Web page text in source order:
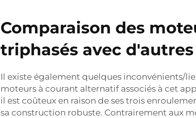
Comparaison des
triphasés avec
Il existe également quelques inconvénients/
moteurs à courant alternatif associés à cet
il est coûteux en raison de ses trois
sa construction robuste. Contrairement aux